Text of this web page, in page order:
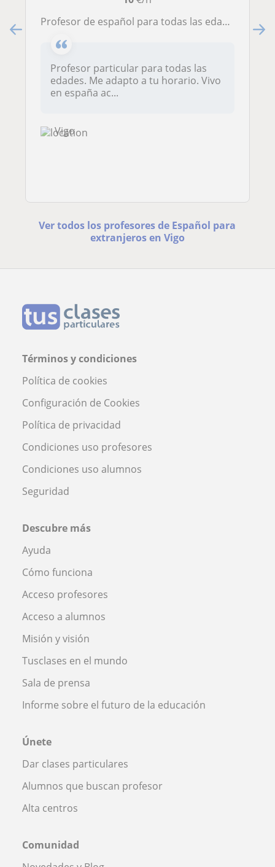
Profesor de español para todas las edades. H
Profesor particular para todas las
edades. Me adapto a tu horario. Vivo
en españa ac...
Vigo
Ver todos los profesores de Español para
extranjeros en Vigo
Términos y condiciones
Política de cookies
Configuración de Cookies
Política de privacidad
Condiciones uso profesores
Condiciones uso alumnos
Seguridad
Descubre más
Ayuda
Cómo funciona
Acceso profesores
Acceso a alumnos
Misión y visión
Tusclases en el mundo
Sala de prensa
Informe sobre el futuro de la educación
Únete
Dar clases particulares
Alumnos que buscan profesor
Alta centros
Comunidad